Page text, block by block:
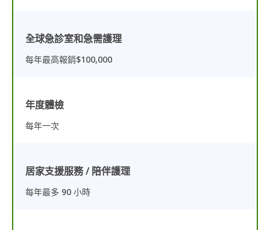
全球急診室和急需護理
每年最高報銷$100,000
年度體檢
每年一次
居家支援服務 / 陪伴護理
每年最多 90 小時